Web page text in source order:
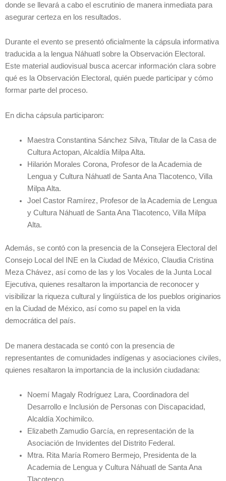
donde se llevará a cabo el escrutinio de manera inmediata para
asegurar certeza en los resultados.
Durante el evento se presentó oficialmente la cápsula informativa
traducida a la lengua Náhuatl sobre la Observación Electoral.
Este material audiovisual busca acercar información clara sobre
qué es la Observación Electoral, quién puede participar y cómo
formar parte del proceso.
En dicha cápsula participaron:
Maestra Constantina Sánchez Silva, Titular de la Casa de
Cultura Actopan, Alcaldía Milpa Alta.
Hilarión Morales Corona, Profesor de la Academia de
Lengua y Cultura Náhuatl de Santa Ana Tlacotenco, Villa
Milpa Alta.
Joel Castor Ramírez, Profesor de la Academia de Lengua
y Cultura Náhuatl de Santa Ana Tlacotenco, Villa Milpa
Alta.
Además, se contó con la presencia de la Consejera Electoral del
Consejo Local del INE en la Ciudad de México, Claudia Cristina
Meza Chávez, así como de las y los Vocales de la Junta Local
Ejecutiva, quienes resaltaron la importancia de reconocer y
visibilizar la riqueza cultural y lingüística de los pueblos originarios
en la Ciudad de México, así como su papel en la vida
democrática del país.
De manera destacada se contó con la presencia de
representantes de comunidades indígenas y asociaciones civiles,
quienes resaltaron la importancia de la inclusión ciudadana:
Noemí Magaly Rodríguez Lara, Coordinadora del
Desarrollo e Inclusión de Personas con Discapacidad,
Alcaldía Xochimilco.
Elizabeth Zamudio García, en representación de la
Asociación de Invidentes del Distrito Federal.
Mtra. Rita María Romero Bermejo, Presidenta de la
Academia de Lengua y Cultura Náhuatl de Santa Ana